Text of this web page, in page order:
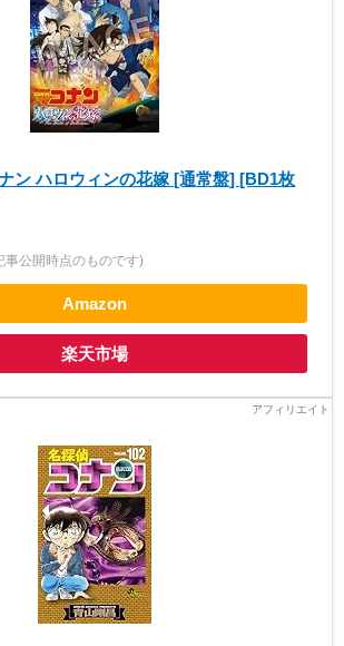
ン ハロウィンの花嫁 [通常盤] [BD1枚
事公開時点のものです)
Amazon
楽天市場